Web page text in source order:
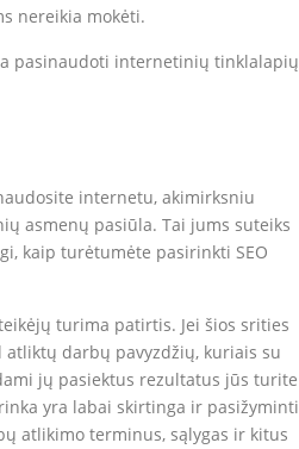
nereikia mokėti.
pasinaudoti internetinių tinklalapių
internetu, akimirksniu
asmenų pasiūla. Tai jums suteiks
kaip turėtumėte pasirinkti SEO
turima patirtis. Jei šios srities
darbų pavyzdžių, kuriais su
jų pasiektus rezultatus jūs turite
yra labai skirtinga ir pasižyminti
atlikimo terminus, sąlygas ir kitus